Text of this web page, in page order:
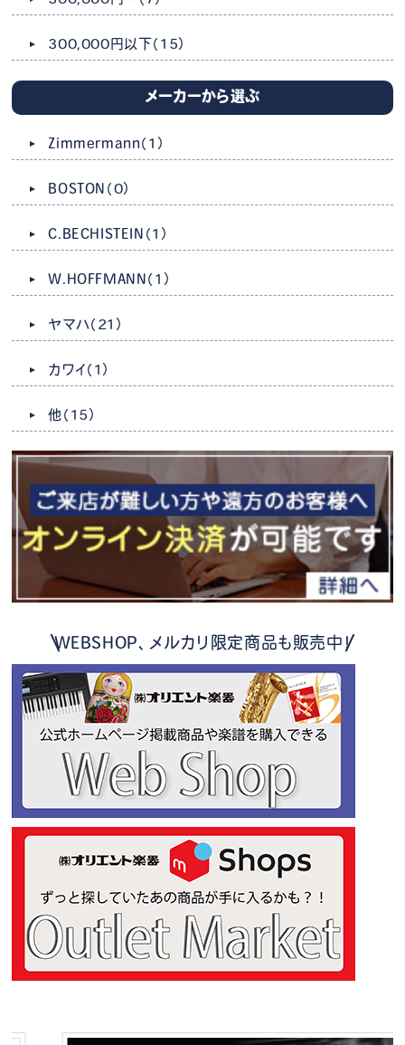
300,000円以下 （15）
メーカーから選ぶ
Zimmermann（1）
BOSTON （0）
C.BECHISTEIN （1）
W.HOFFMANN （1）
ヤマハ （21）
カワイ （1）
他 （15）
WEBSHOP、メルカリ限定商品も販売中！